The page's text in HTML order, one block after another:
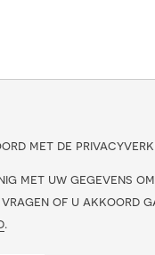
met de
met uw gegevens
of u akkoord
.